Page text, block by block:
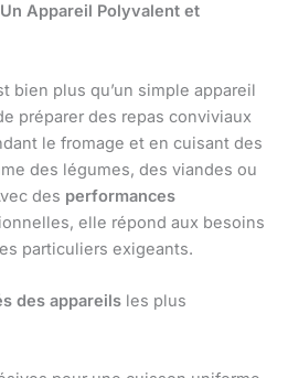
Appareil Polyvalent et
bien plus qu’un simple appareil
préparer des repas conviviaux
le fromage et en cuisant des
des légumes, des viandes ou
des performances
elle répond aux besoins
particuliers exigeants.
des appareils les plus